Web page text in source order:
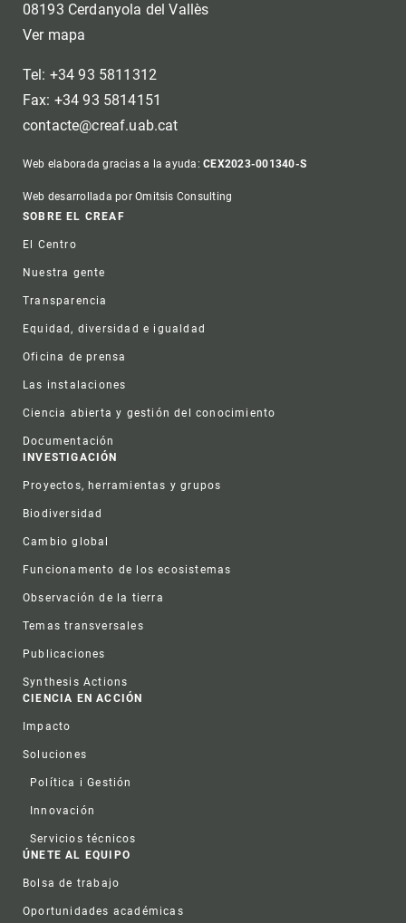
08193 Cerdanyola del Vallès
Ver mapa
Tel: +34 93 5811312
Fax: +34 93 5814151
contacte@creaf.uab.cat
Web elaborada gracias a la ayuda:CEX2023-001340-S
Web desarrollada por Omitsis Consulting
Footer
SOBRE EL CREAF
El Centro
Nuestra gente
Transparencia
Equidad, diversidad e igualdad
Oficina de prensa
Las instalaciones
Ciencia abierta y gestión del conocimiento
Documentación
INVESTIGACIÓN
Proyectos, herramientas y grupos
Biodiversidad
Cambio global
Funcionamento de los ecosistemas
Observación de la tierra
Temas transversales
Publicaciones
Synthesis Actions
CIENCIA EN ACCIÓN
Impacto
Soluciones
Política i Gestión
Innovación
Servicios técnicos
ÚNETE AL EQUIPO
Bolsa de trabajo
Oportunidades académicas